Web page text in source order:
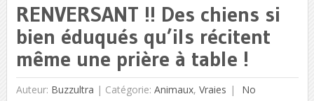
RENVERSANT !! Des chiens si
bien éduqués qu’ils récitent
même une prière à table !
Auteur: Buzzultra | Catégorie: Animaux, Vraies
No